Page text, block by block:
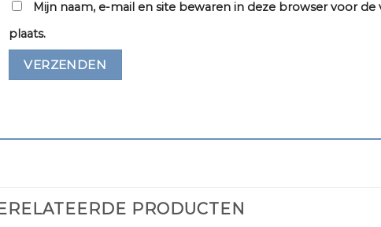
Mijn naam, e-mail en site bewaren in deze browser voor
plaats.
PRODUCTEN